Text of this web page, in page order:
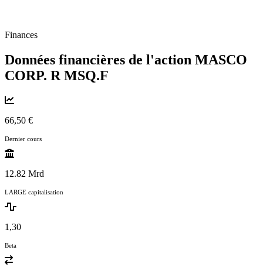
Finances
Données financières de l'action MASCO
CORP. R MSQ.F
66,50 €
Dernier cours
12.82 Mrd
LARGE capitalisation
1,30
Beta